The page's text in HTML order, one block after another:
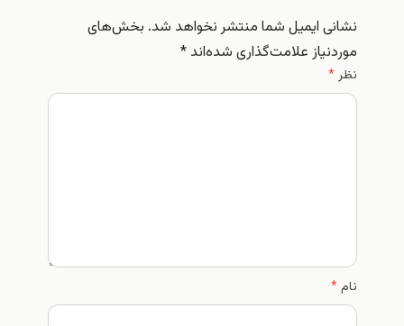
ایمیل شما منتشر نخواهد شد.بخش‌های
علامت‌گذاری شده‌اند*